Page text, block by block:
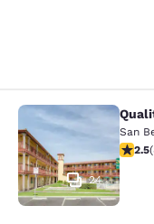
Quality Inn
24
San
2.5(